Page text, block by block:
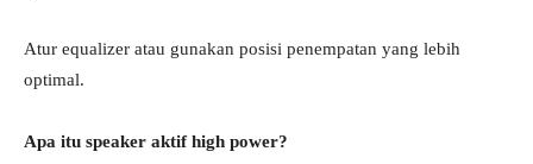
Atur equalizer atau gunakan posisi penempatan yang lebih
optimal.
Apa itu speaker aktif high power?